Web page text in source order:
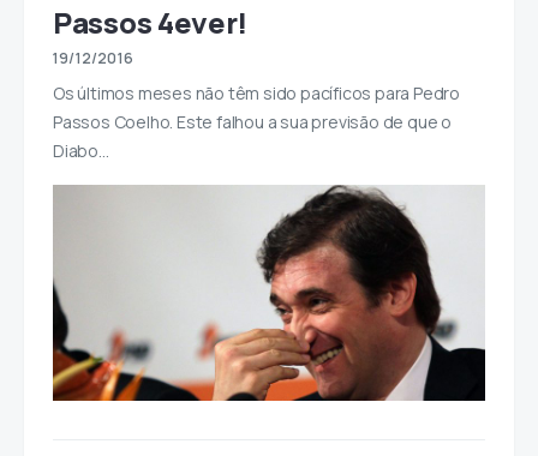
Passos 4ever!
19/12/2016
Os últimos meses não têm sido pacíficos para Pedro
Passos Coelho. Este falhou a sua previsão de que o
Diabo…